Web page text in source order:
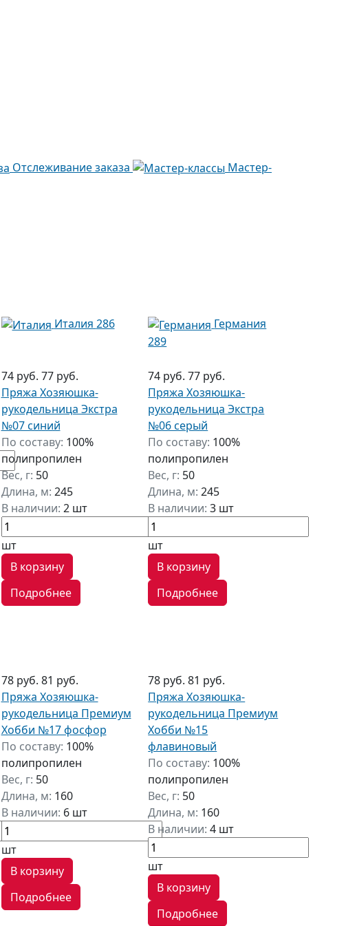
Отслеживание заказа
Мастер-
Италия 286
Германия
289
74 руб. 77 руб.
Пряжа Хозяюшка-
рукодельница Экстра
№07 синий
По составу: 100%
полипропилен
Вес, г: 50
Длина, м: 245
В наличии: 2 шт
шт
В корзину
Подробнее
74 руб.77 руб.
Пряжа Хозяюшка-
рукодельница Экстра
№06 серый
По составу: 100%
полипропилен
Вес, г: 50
Длина, м:245
В наличии:3 шт
шт
В корзину
Подробнее
78 руб. 81 руб.
Пряжа Хозяюшка-
рукодельница Премиум
Хобби №17 фосфор
По составу: 100%
полипропилен
Вес, г: 50
Длина, м: 160
В наличии: 6 шт
шт
В корзину
Подробнее
78 руб.81 руб.
Пряжа Хозяюшка-
рукодельница Премиум
Хобби №15
флавиновый
По составу: 100%
полипропилен
Вес, г: 50
Длина, м: 160
В наличии:4 шт
шт
В корзину
Подробнее